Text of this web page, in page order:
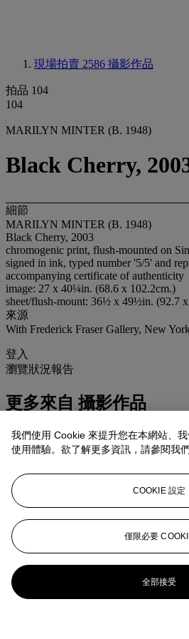
現場拍賣 2586 攝影作品
拍品 104
104
MARILYN MINTER (B. 1948)
Black Cherry,
細節
MARILYN MINTER (B. 1948)
Black Cherry, 2003
chromogenic print, flush-mounted on
signed in ink, typed number '5/5' and
accompanying certificate of authenticity
image: 27 x 40¼in. (68.6 x 102.2cm.)
sheet/flush-mount: 36½ x 49½in. (92.7
來源
With Frederick Fraser Gallery, New
登入
瀏覽狀況報告
更多來自 攝影作品
查看全部
查看全部
我們使用 Cookie 來提升您在本網站、
使用體驗。欲了解更多資訊，請參閱我
COOKIE 設定
僅限必要
全部接受